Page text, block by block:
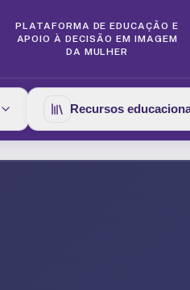
PLATAFORMA DE EDUCAÇÃO E
APOIO À DECISÃO EM IMAGEM
DA MULHER
Recursos